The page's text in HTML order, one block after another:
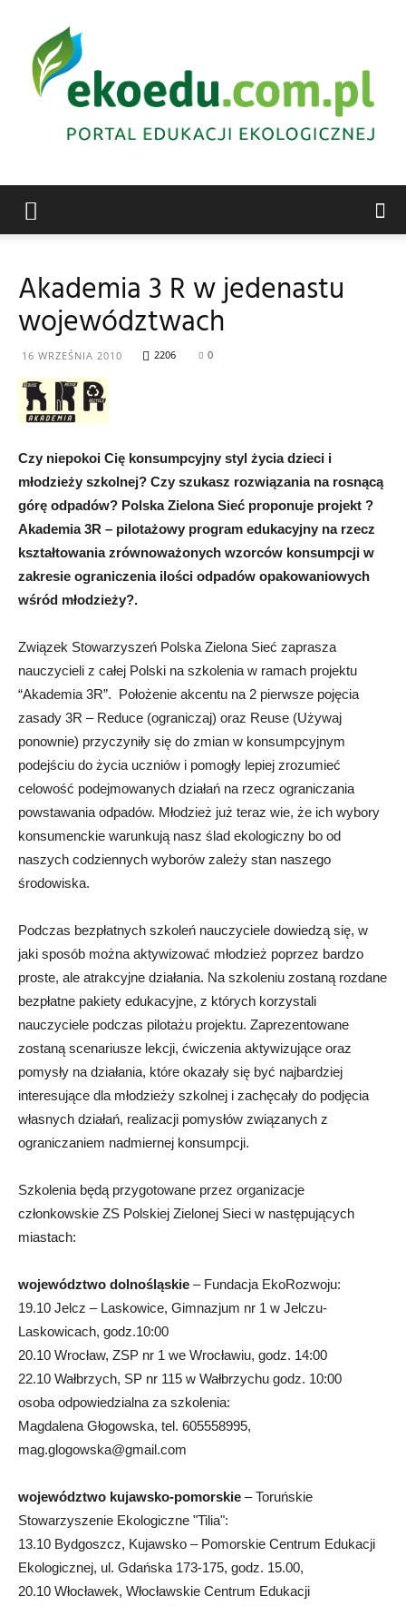
ekologiczna
Akademia 3 R w jedenastu
województwach
16 WRZEŚNIA 2010 2206 0
Czy niepokoi Cię konsumpcyjny styl życia dzieci i
młodzieży szkolnej? Czy szukasz rozwiązania na rosnącą
górę odpadów? Polska Zielona Sieć proponuje projekt ?
Akademia 3R – pilotażowy program edukacyjny na rzecz
kształtowania zrównoważonych wzorców konsumpcji w
zakresie ograniczenia ilości odpadów opakowaniowych
wśród młodzieży?.
Związek Stowarzyszeń Polska Zielona Sieć zaprasza
nauczycieli z całej Polski na szkolenia w ramach projektu
“Akademia 3R”. Położenie akcentu na 2 pierwsze pojęcia
zasady 3R – Reduce (ograniczaj) oraz Reuse (Używaj
ponownie) przyczyniły się do zmian w konsumpcyjnym
podejściu do życia uczniów i pomogły lepiej zrozumieć
celowość podejmowanych działań na rzecz ograniczania
powstawania odpadów. Młodzież już teraz wie, że ich wybory
konsumenckie warunkują nasz ślad ekologiczny bo od
naszych codziennych wyborów zależy stan naszego
środowiska.
Podczas bezpłatnych szkoleń nauczyciele dowiedzą się, w
jaki sposób można aktywizować młodzież poprzez bardzo
proste, ale atrakcyjne działania. Na szkoleniu zostaną rozdane
bezpłatne pakiety edukacyjne, z których korzystali
nauczyciele podczas pilotażu projektu. Zaprezentowane
zostaną scenariusze lekcji, ćwiczenia aktywizujące oraz
pomysły na działania, które okazały się być najbardziej
interesujące dla młodzieży szkolnej i zachęcały do podjęcia
własnych działań, realizacji pomysłów związanych z
ograniczaniem nadmiernej konsumpcji.
Szkolenia będą przygotowane przez organizacje
członkowskie ZS Polskiej Zielonej Sieci w następujących
miastach:
województwo dolnośląskie – Fundacja EkoRozwoju:
19.10 Jelcz – Laskowice, Gimnazjum nr 1 w Jelczu-
Laskowicach, godz.10:00
20.10 Wrocław, ZSP nr 1 we Wrocławiu, godz. 14:00
22.10 Wałbrzych, SP nr 115 w Wałbrzychu godz. 10:00
osoba odpowiedzialna za szkolenia:
Magdalena Głogowska, tel. 605558995,
mag.glogowska@gmail.com
województwo kujawsko-pomorskie – Toruńskie
Stowarzyszenie Ekologiczne "Tilia":
13.10 Bydgoszcz, Kujawsko – Pomorskie Centrum Edukacji
Ekologicznej, ul. Gdańska 173-175, godz. 15.00,
20.10 Włocławek, Włocławskie Centrum Edukacji